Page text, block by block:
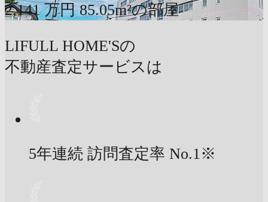
2,141 万円 85.05m²の部屋
LIFULL HOME'Sの
不動産査定サービスは
5年連続 訪問査定率 No.1※